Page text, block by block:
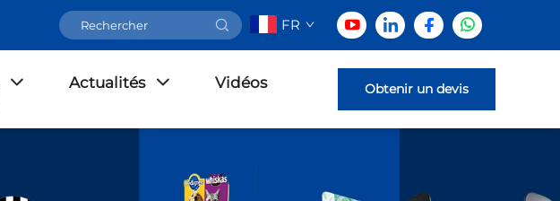
FR
Actualités
Vidéos
Obtenir un devis